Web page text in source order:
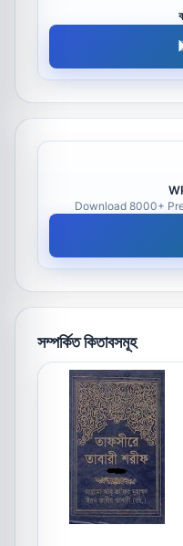
Download 8000+
সম্পর্কিত কিতাবসমূহ